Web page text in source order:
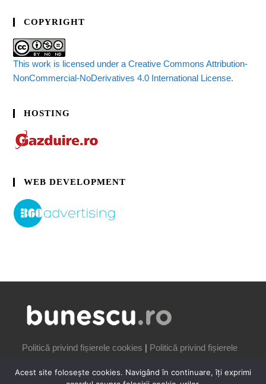
COPYRIGHT
This work is licensed under a Creative Commons Attribution-
NonCommercial-NoDerivatives 4.0 International License.
HOSTING
WEB DEVELOPMENT
Politică privind fișierele cookies | Politică privind fișierele
Acest site folosește cookies. Navigând în continuare, îți exprimi